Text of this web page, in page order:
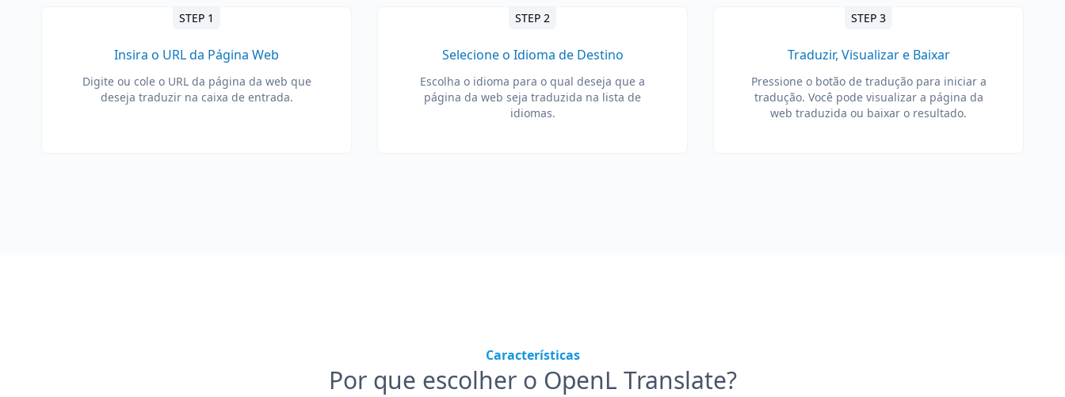
STEP 1
Insira o URL da Página Web
Digite ou cole o URL da página da web que
deseja traduzir na caixa de entrada.
STEP 2
Selecione o Idioma de Destino
Escolha o idioma para o qual deseja que a
página da web seja traduzida na lista de
idiomas.
STEP 3
Traduzir, Visualizar e Baixar
Pressione o botão de tradução para iniciar a
tradução. Você pode visualizar a página da
web traduzida ou baixar o resultado.
Características
Por que escolher o OpenL Translate?